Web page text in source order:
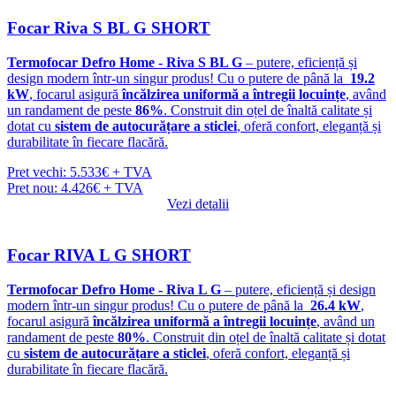
Focar Riva S BL G SHORT
Termofocar Defro Home - Riva S BL G – putere, eficiență și
design modern într-un singur produs! Cu o putere de până la 19.2
kW, focarul asigurăîncălzirea uniformă a întregii locuințe, având
un randament de peste 86%. Construit din oțel de înaltă calitate și
dotat cu sistem de autocurățare a sticlei, oferă confort, eleganță și
durabilitate în fiecare flacără.
Pret vechi: 5.533€ + TVA
Pret nou: 4.426€ + TVA
Vezi detalii
Focar RIVA L G SHORT
Termofocar Defro Home - Riva L G – putere, eficiență și design
modern într-un singur produs! Cu o putere de până la 26.4 kW,
focarul asigurăîncălzirea uniformă a întregii locuințe, având un
randament de peste 80%. Construit din oțel de înaltă calitate și dotat
cu sistem de autocurățare a sticlei, oferă confort, eleganță și
durabilitate în fiecare flacără.